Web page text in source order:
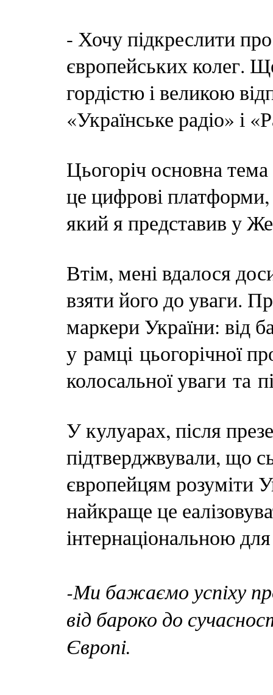
- Хочу підкреслити
європейських колег.
гордістю і великою
«Українське радіо» і
Цьогоріч основна
це цифрові
який я представив у
Втім, мені вдалося
взяти його до уваги.
маркери України: від
у рамці цьогорічної
колосальної уваги та
У кулуарах, після
підтверджвували, що
європейцям розуміти
найкраще це
інтернаціональною для
-Ми бажаємо успіху
від бароко до
Європі.